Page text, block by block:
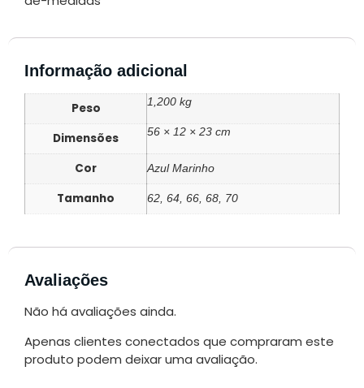
Informação adicional
Peso 1,200 kg
Dimensões 56 × 12 × 23 cm
Cor Azul Marinho
Tamanho 62, 64, 66, 68, 70
Avaliações
Não há avaliações ainda.
Apenas clientes conectados que compraram este
produto podem deixar uma avaliação.